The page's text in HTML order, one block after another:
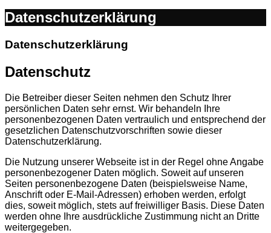
Datenschutzerklärung
Datenschutzerklärung
Datenschutz
Die Betreiber dieser Seiten nehmen den Schutz Ihrer
persönlichen Daten sehr ernst. Wir behandeln Ihre
personenbezogenen Daten vertraulich und entsprechend der
gesetzlichen Datenschutzvorschriften sowie dieser
Datenschutzerklärung.
Die Nutzung unserer Webseite ist in der Regel ohne Angabe
personenbezogener Daten möglich. Soweit auf unseren
Seiten personenbezogene Daten (beispielsweise Name,
Anschrift oder E-Mail-Adressen) erhoben werden, erfolgt
dies, soweit möglich, stets auf freiwilliger Basis. Diese Daten
werden ohne Ihre ausdrückliche Zustimmung nicht an Dritte
weitergegeben.